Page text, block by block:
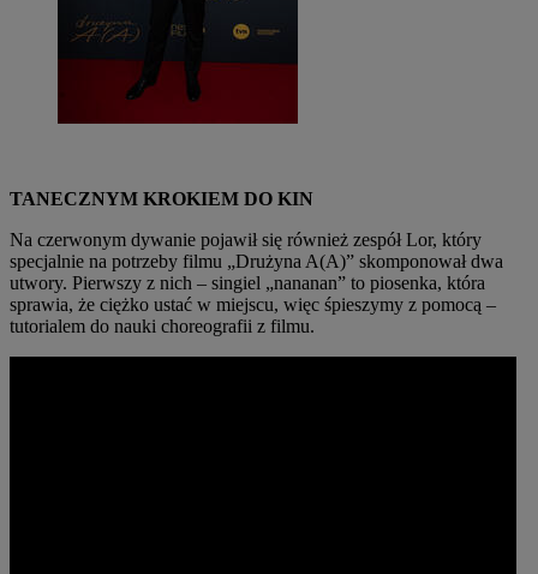
TANECZNYM KROKIEM DO KIN
Na czerwonym dywanie pojawił się również zespół Lor, który
specjalnie na potrzeby filmu „Drużyna A(A)” skomponował dwa
utwory. Pierwszy z nich – singiel „nananan” to piosenka, która
sprawia, że ciężko ustać w miejscu, więc śpieszymy z pomocą –
tutorialem do nauki choreografii z filmu.